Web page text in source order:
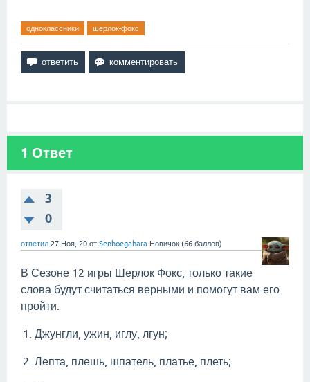
одноклассники шерлок-фокс
1 Ответ
3
0
ответил 27 Ноя, 20 от Senhoegahara Новичок (66 баллов)
В Сезоне 12 игры Шерлок Фокс, только такие
слова будут считаться верными и помогут вам его
пройти:
Джунгли, ужин, иглу, лгун;
Лепта, плешь, шпатель, платье, плеть;